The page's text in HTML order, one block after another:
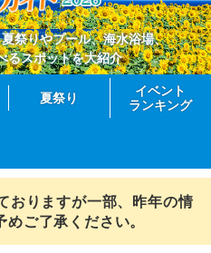
祭りやプール、海水浴場、
るスポットを大紹介
夏祭り
イベント
ランキング
おりますが一部、昨年の情
ご了承ください。